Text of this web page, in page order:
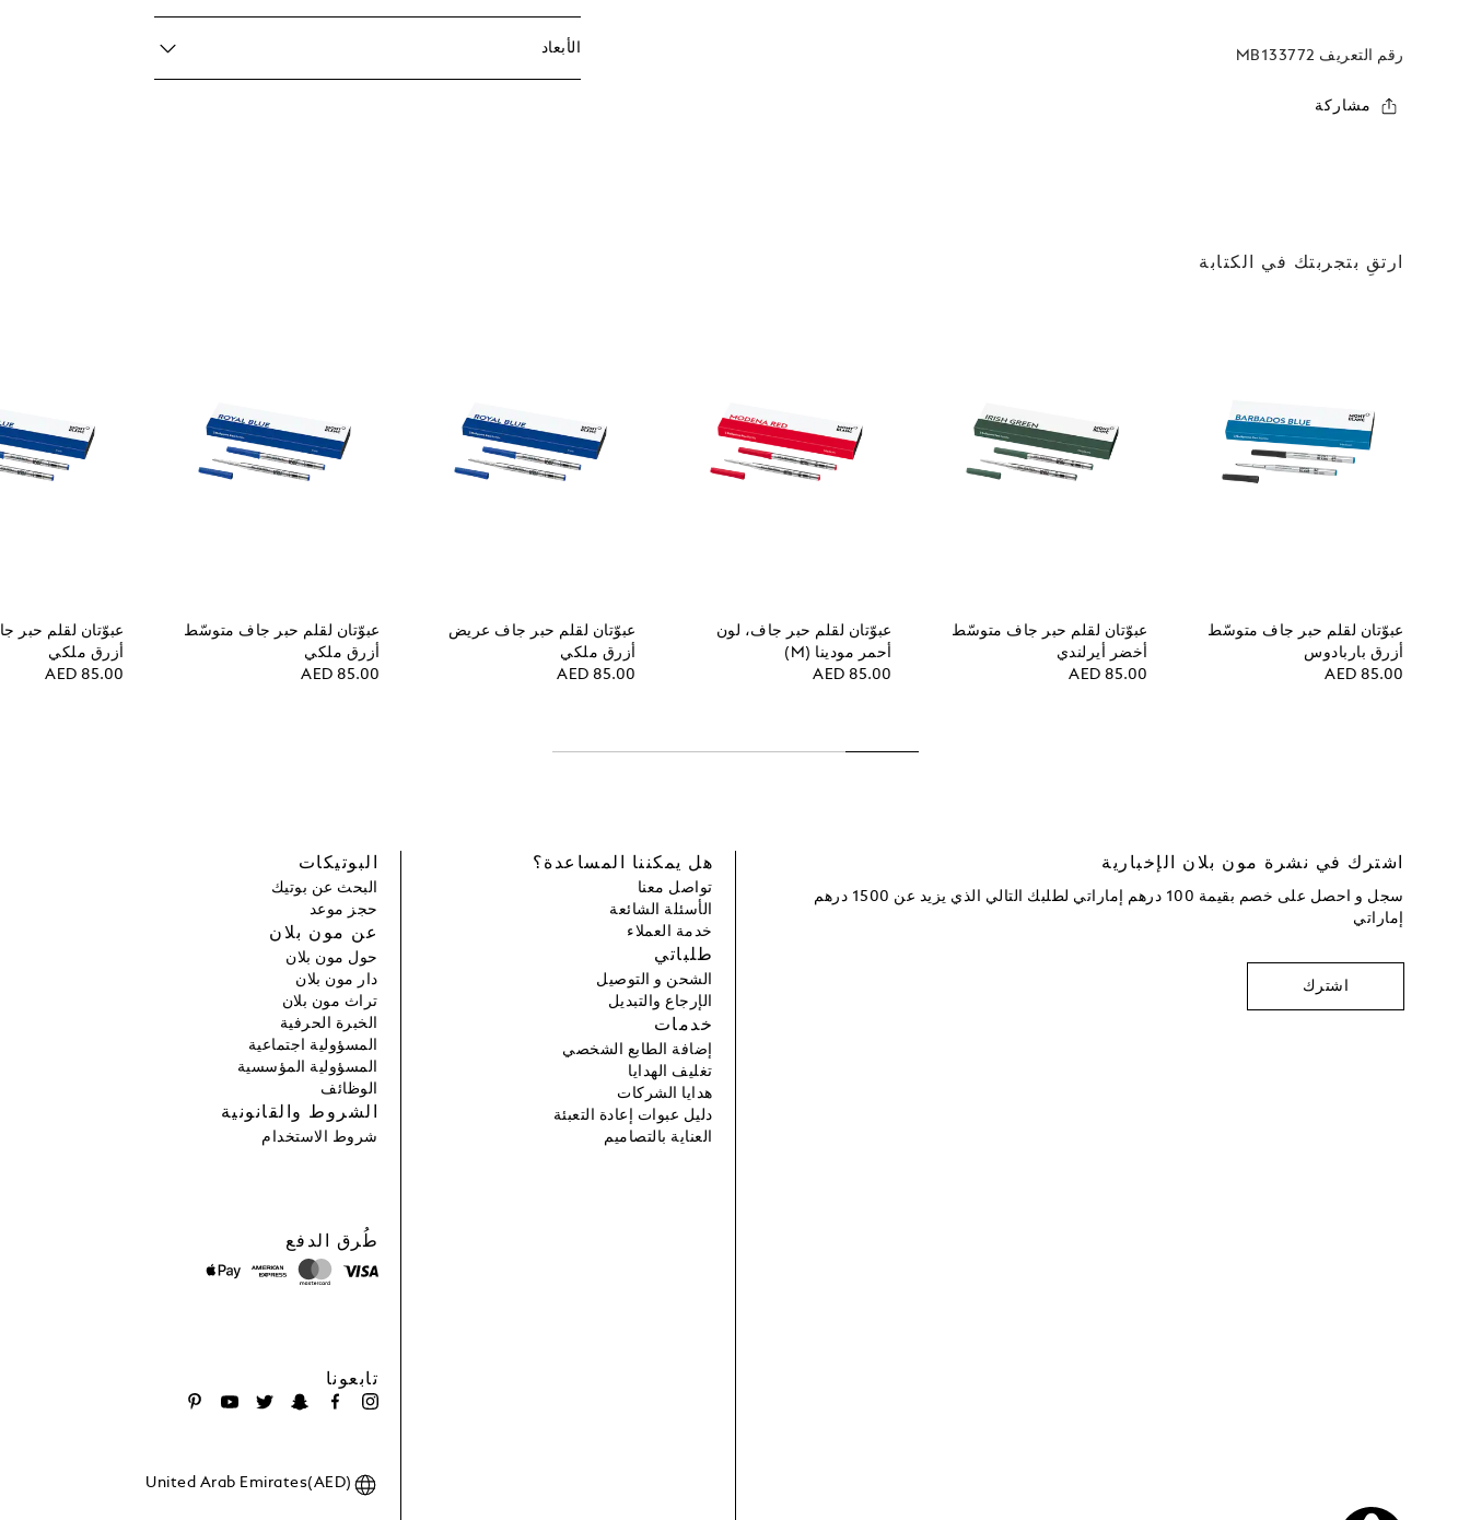
رقم التعريف MB133772
مشاركة
الأبعاد
ارتقِ بتجربتك في الكتابة
عبوّتان لقلم حبر
أزرق ملكي
AED 85.00
عبوّتان لقلم حبر جاف متوسّط
أزرق ملكي
AED 85.00
عبوّتان لقلم حبر جاف عريض
أزرق ملكي
AED 85.00
عبوّتان لقلم حبر جاف، لون
أحمر مودينا (M)
AED 85.00
عبوّتان لقلم حبر جاف متوسّط
أخضر أيرلندي
AED 85.00
عبوّتان لقلم حبر جاف متوسّط
أزرق باربادوس
AED 85.00
اشترك في نشرة مون بلان الإخبارية
سجل و احصل على خصم بقيمة 100 درهم إماراتي لطلبك التالي الذي يزيد عن 1500 درهم
إماراتي
اشترك
طُرق الدفع
تابعونا
هل يمكننا المساعدة؟
تواصل معنا
الأسئلة الشائعة
خدمة العملاء
طلباتي
الشحن و التوصيل
الإرجاع والتبديل
خدمات
إضافة الطابع الشخصي
تغليف الهدايا
هدايا الشركات
دليل عبوات إعادة التعبئة
العناية بالتصاميم
البوتيكات
البحث عن بوتيك
حجز موعد
عن مون بلان
حول مون بلان
دار مون بلان
تراث مون بلان
الخبرة الحرفية
المسؤولية اجتماعية
المسؤولية المؤسسية
الوظائف
الشروط والقانونية
شروط الاستخدام
United Arab Emirates(AED)